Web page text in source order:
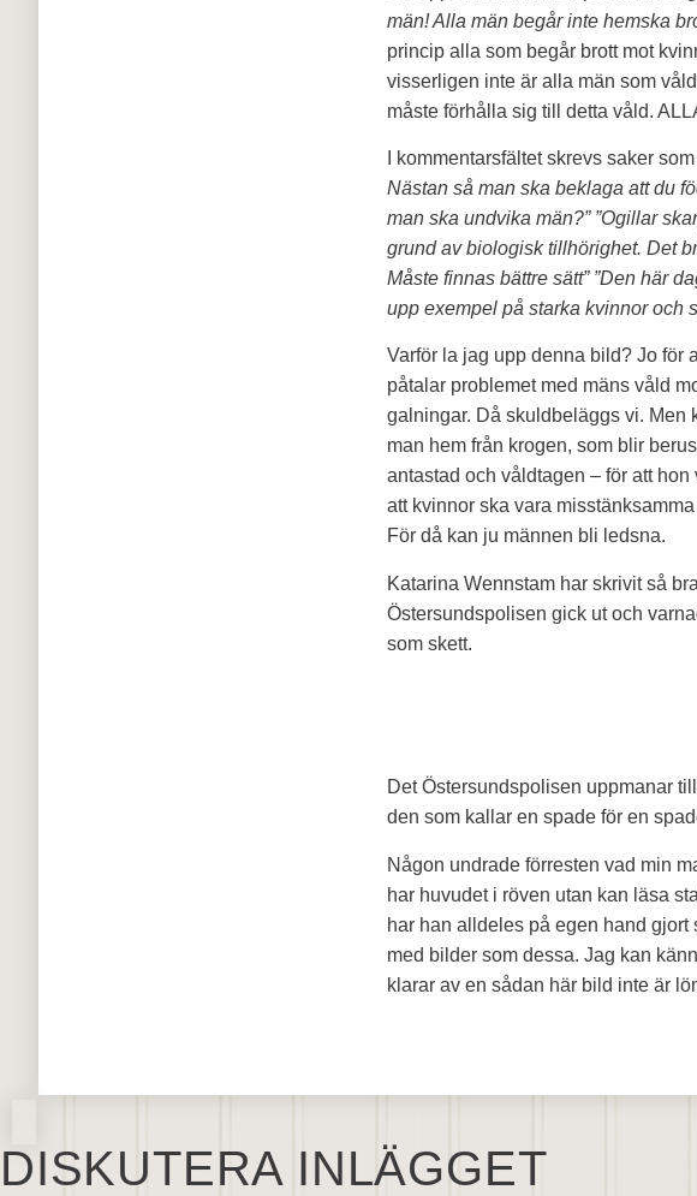
män! Alla män begår inte hemska
princip alla som begår brott mot
visserligen inte är alla män som
måste förhålla sig till detta våld.
I kommentarsfältet skrevs saker som
Nästan så man ska beklaga att du
man ska undvika män?” ”Ogillar
grund av biologisk tillhörighet. Det
Måste finnas bättre sätt” ”Den här
upp exempel på starka kvinnor och
Varför la jag upp denna bild? Jo för
påtalar problemet med mäns våld
galningar. Då skuldbeläggs vi. Men
man hem från krogen, som blir
antastad och våldtagen – för att
att kvinnor ska vara
För då kan ju männen bli ledsna.
Katarina Wennstam har skrivit så
Östersundspolisen gick ut och
som skett.
Det Östersundspolisen uppmanar
den som kallar en spade för en
Någon undrade förresten vad min
har huvudet i röven utan kan läsa
har han alldeles på egen hand
med bilder som dessa. Jag kan
klarar av en sådan här bild inte är
DISKUTERA INLÄGGET